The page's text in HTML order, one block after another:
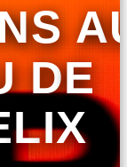
DE